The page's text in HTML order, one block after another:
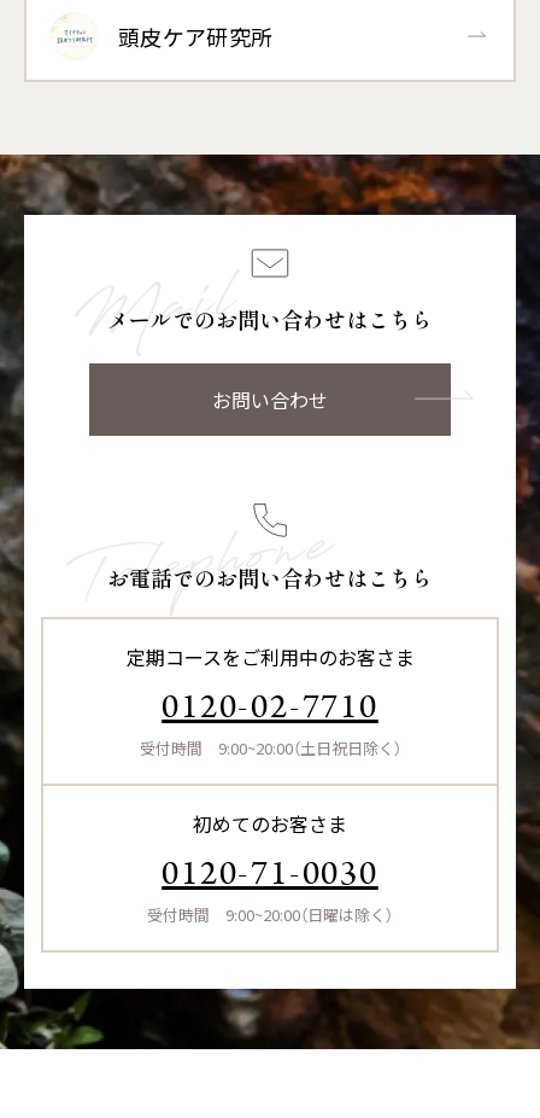
頭皮ケア研究所
メールでのお問い合わせはこちら
お問い合わせ
お電話でのお問い合わせはこちら
定期コースをご利用中のお客さま
0120-02-7710
受付時間 9:00~20:00（土日祝日除く）
初めてのお客さま
0120-71-0030
受付時間 9:00~20:00（日曜は除く）